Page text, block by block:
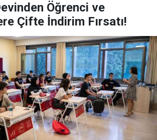
Öğrenci ve
Çifte İndirim Fırsatı!